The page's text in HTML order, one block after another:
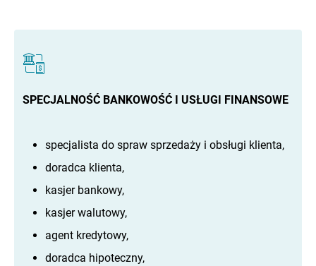
SPECJALNOŚĆ BANKOWOŚĆ I USŁUGI FINANSOWE
specjalista do spraw sprzedaży i obsługi klienta,
doradca klienta,
kasjer bankowy,
kasjer walutowy,
agent kredytowy,
doradca hipoteczny,